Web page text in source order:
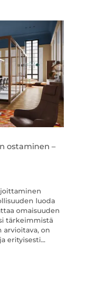
ostaminen –
luoda
omaisuuden
tärkeimmistä
arvioitava, on
erityisesti...